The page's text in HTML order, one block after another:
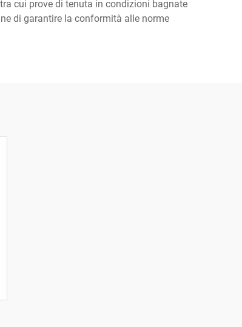
cui prove di tenuta in condizioni bagnate
di garantire la conformità alle norme